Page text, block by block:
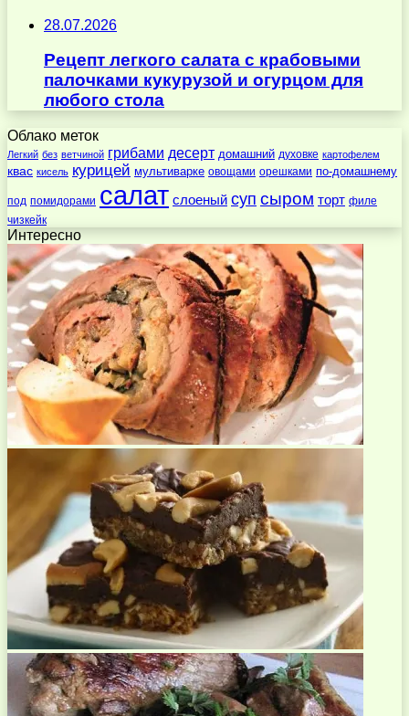
28.07.2026
Рецепт легкого салата с крабовыми
палочками кукурузой и огурцом для
любого стола
Облако меток
Легкий без ветчиной грибами десерт домашний духовке картофелем
квас кисель курицей мультиварке овощами орешками по-домашнему
под помидорами салат слоеный суп сыром торт филе
чизкейк
Интересно